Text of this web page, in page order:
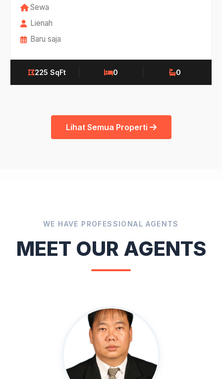
Sewa
Lienah
Baru saja
225 SqFt 0 0
Lihat Semua Properti
WE HAVE PROFESSIONAL AGENTS
MEET OUR AGENTS